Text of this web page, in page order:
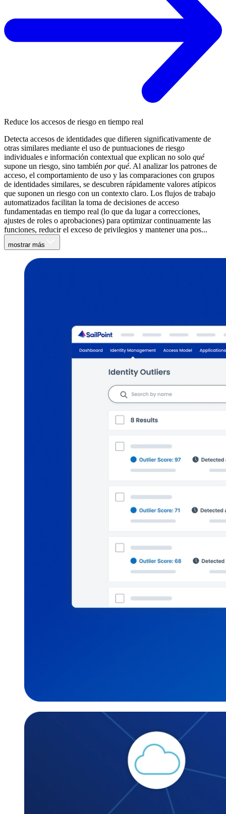
Reduce los accesos de riesgo en tiempo real
Detecta accesos de identidades que difieren significativamente de
otras similares mediante el uso de puntuaciones de riesgo
individuales e información contextual que explican no solo qué
supone un riesgo, sino también por qué. Al analizar los patrones de
acceso, el comportamiento de uso y las comparaciones con grupos
de identidades similares, se descubren rápidamente valores atípicos
que suponen un riesgo con un contexto claro. Los flujos de trabajo
automatizados facilitan la toma de decisiones de acceso
fundamentadas en tiempo real (lo que da lugar a correcciones,
ajustes de roles o aprobaciones) para optimizar continuamente las
funciones, reducir el exceso de privilegios y mantener una pos...
mostrar más